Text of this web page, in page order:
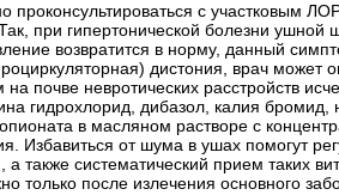
проконсультироваться с
при гипертонической болезни ушной
возвратится в норму, данный
дистония, врач
почве невротических расстройств
гидрохлорид, дибазол, калия
в масляном растворе с
Избавиться от шума в ушах помогут
а также систематический прием
только после излечения основного